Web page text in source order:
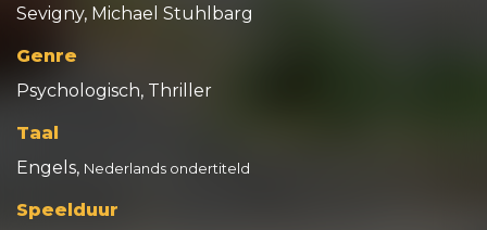
Sevigny, Michael Stuhlbarg
Genre
Psychologisch, Thriller
Taal
Engels, Nederlands ondertiteld
Speelduur